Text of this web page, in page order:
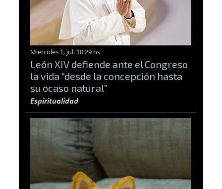
Miercoles 1, jul. 10:29 hs
León XIV defiende ante el Congreso
la vida “desde la concepción hasta
su ocaso natural”
Espiritualidad